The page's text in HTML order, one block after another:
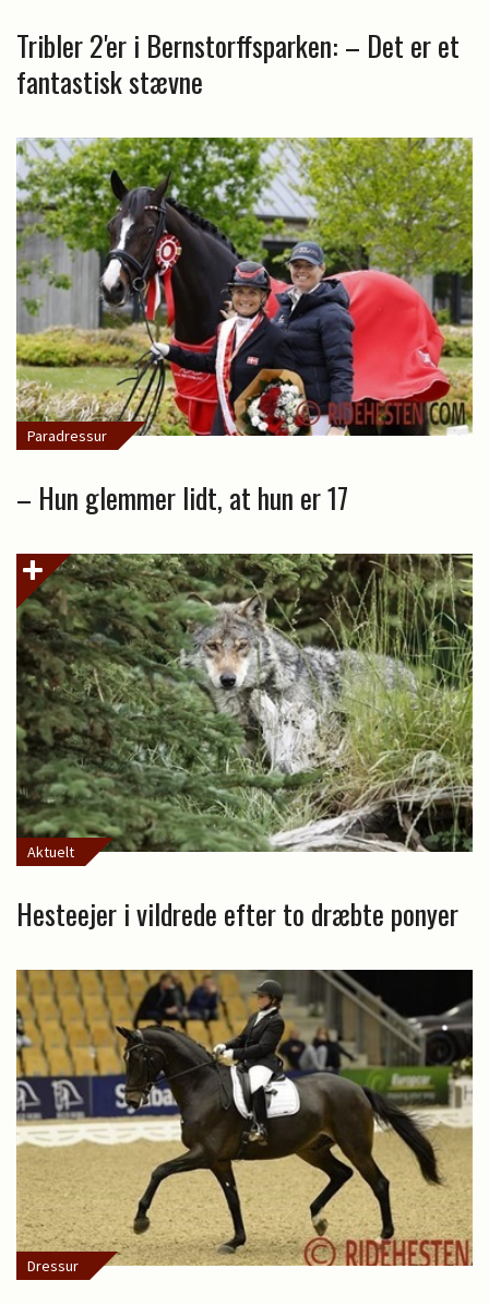
Tribler 2'er i Bernstorffsparken: – Det er et
fantastisk stævne
Paradressur
– Hun glemmer lidt, at hun er 17
Aktuelt
Hesteejer i vildrede efter to dræbte ponyer
Dressur